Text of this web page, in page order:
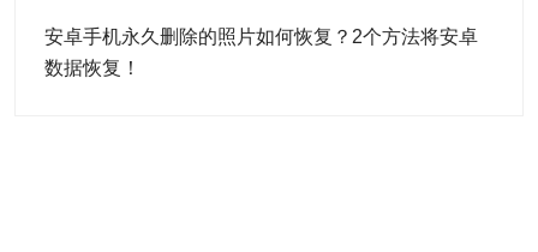
安卓手机永久删除的照片如何恢复？2个方法将安卓
数据恢复！